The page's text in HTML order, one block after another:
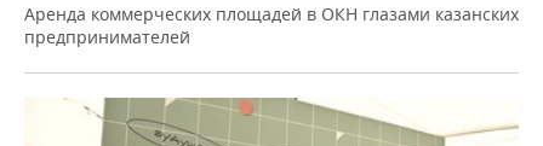
Аренда коммерческих площадей в ОКН глазами казанских
предпринимателей